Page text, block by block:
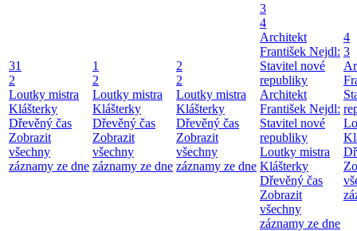
31
2
Loutky mistra
Klášterky
Dřevěný čas
Zobrazit
všechny
záznamy ze dne
1
2
Loutky mistra
Klášterky
Dřevěný čas
Zobrazit
všechny
záznamy ze dne
2
2
Loutky mistra
Klášterky
Dřevěný čas
Zobrazit
všechny
záznamy ze dne
3
4
Architekt
František Nejdl:
Stavitel nové
republiky
Architekt
František Nejdl:
Stavitel nové
republiky
Loutky mistra
Klášterky
Dřevěný čas
Zobrazit
všechny
záznamy ze dne
4
3